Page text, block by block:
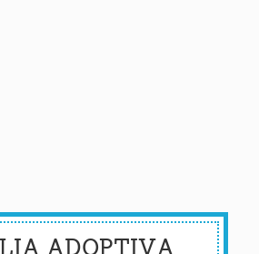
ADOPTIVA